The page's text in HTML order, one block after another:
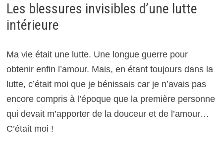
Les blessures invisibles d’une lutte
intérieure
Ma vie était une lutte. Une longue guerre pour
obtenir enfin l’amour. Mais, en étant toujours dans la
lutte, c’était moi que je bénissais car je n’avais pas
encore compris à l’époque que la première personne
qui devait m’apporter de la douceur et de l’amour…
C’était moi !